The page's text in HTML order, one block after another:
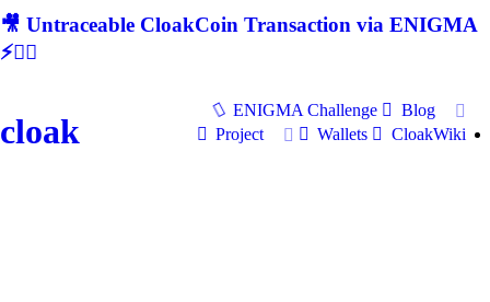
🎥 Untraceable CloakCoin Transaction via ENIGMA
⚡🕵‍♂
cloak
ENIGMA Challenge
Blog
Project
Wallets CloakWiki